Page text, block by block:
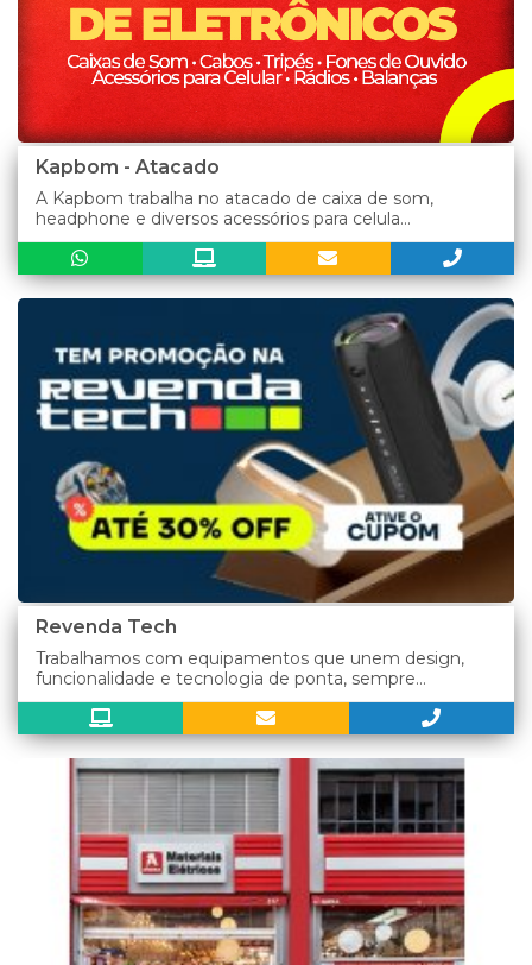
Kapbom - Atacado
A Kapbom trabalha no atacado de caixa de som,
headphone e diversos acessórios para celula...
Revenda Tech
Trabalhamos com equipamentos que unem design,
funcionalidade e tecnologia de ponta, sempre...